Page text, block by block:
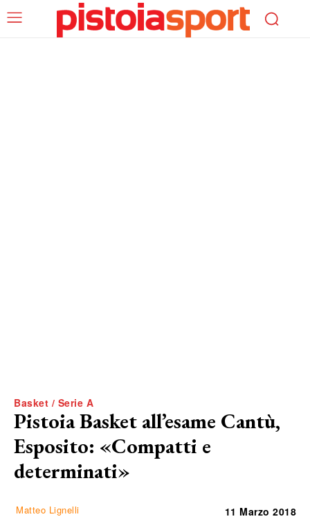
Basket / Serie A
Pistoia Basket all’esame Cantù,
Esposito: «Compatti e
determinati»
Matteo Lignelli 11 Marzo 2018